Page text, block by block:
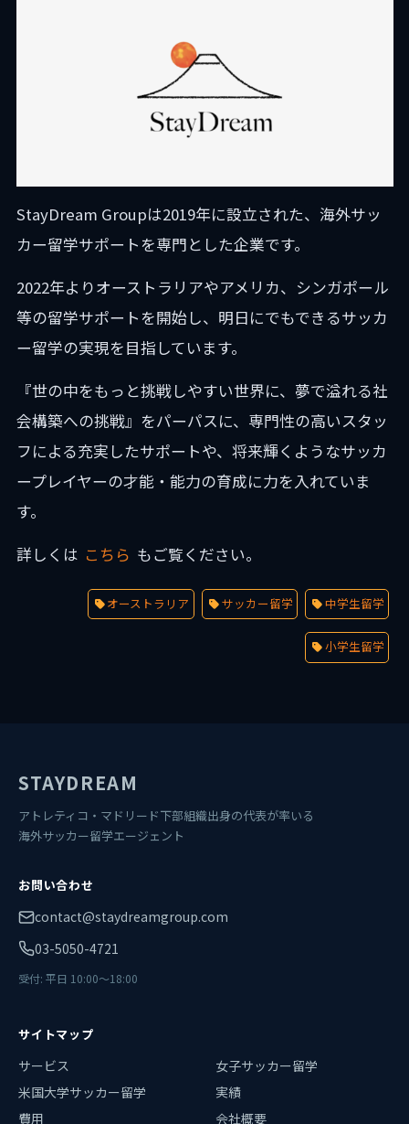
StayDream Groupは2019年に設立された、海外サッ
カー留学サポートを専門とした企業です。
2022年よりオーストラリアやアメリカ、シンガポール
等の留学サポートを開始し、明日にでもできるサッカ
ー留学の実現を目指しています。
『世の中をもっと挑戦しやすい世界に、夢で溢れる社
会構築への挑戦』をパーパスに、専門性の高いスタッ
フによる充実したサポートや、将来輝くようなサッカ
ープレイヤーの才能・能力の育成に力を入れていま
す。
詳しくは こちら もご覧ください。
オーストラリア サッカー留学 中学生留学
小学生留学
STAYDREAM
アトレティコ・マドリード下部組織出身の代表が率いる
海外サッカー留学エージェント
お問い合わせ
contact@staydreamgroup.com
03-5050-4721
受付: 平日 10:00〜18:00
サイトマップ
サービス
女子サッカー留学
米国大学サッカー留学
実績
費用
会社概要